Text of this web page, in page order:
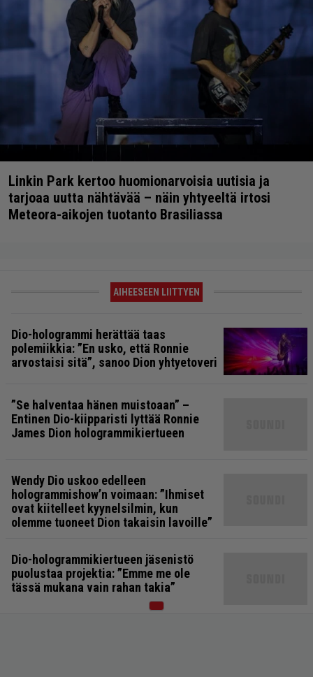
Linkin Park kertoo huomionarvoisia uutisia ja
tarjoaa uutta nähtävää – näin yhtyeeltä irtosi
Meteora-aikojen tuotanto Brasiliassa
AIHEESEEN LIITTYEN
Dio-hologrammi herättää taas
polemiikkia: ”En usko, että Ronnie
arvostaisi sitä”, sanoo Dion yhtyetoveri
”Se halventaa hänen muistoaan” –
Entinen Dio-kiipparisti lyttää Ronnie
James Dion hologrammikiertueen
Wendy Dio uskoo edelleen
hologrammishow’n voimaan: ”Ihmiset
ovat kiitelleet kyynelsilmin, kun
olemme tuoneet Dion takaisin lavoille”
Dio-hologrammikiertueen jäsenistö
puolustaa projektia: ”Emme me ole
tässä mukana vain rahan takia”